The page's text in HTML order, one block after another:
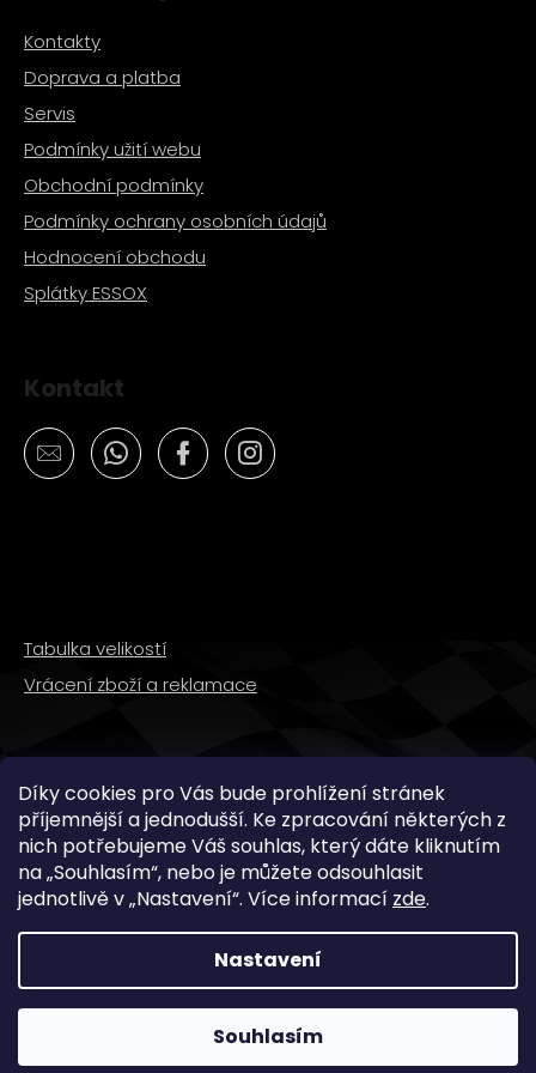
Díky cookies pro Vás bude prohlížení stránek
příjemnější a jednodušší. Ke zpracování některých z
nich potřebujeme Váš souhlas, který dáte kliknutím
na „Souhlasím“, nebo je můžete odsouhlasit
jednotlivě v „Nastavení“. Více informací zde.
Nastavení
Souhlasím
Kontakty
Doprava a platba
Servis
Podmínky užití webu
Obchodní podmínky
Podmínky ochrany osobních údajů
Hodnocení obchodu
Splátky ESSOX
Kontakt
Tabulka velikostí
Vrácení zboží a reklamace
SLEDUJTE NÁS
Copyright 2026WMX STORE. Všechna práva
vyhrazena.